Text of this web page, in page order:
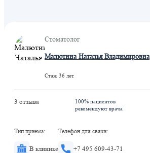
Шелепиха
ЦСКА
Тестовская
Стоматолог
Малютина Наталья Владимировна
Стаж 36 лет
3 отзыва
100% пациентов
рекомендуют врача
Тип приема:
В клинике
Телефон для связи:
+7 495 609-43-71